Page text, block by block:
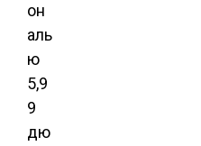
он
аль
ю
5,9
9
дю